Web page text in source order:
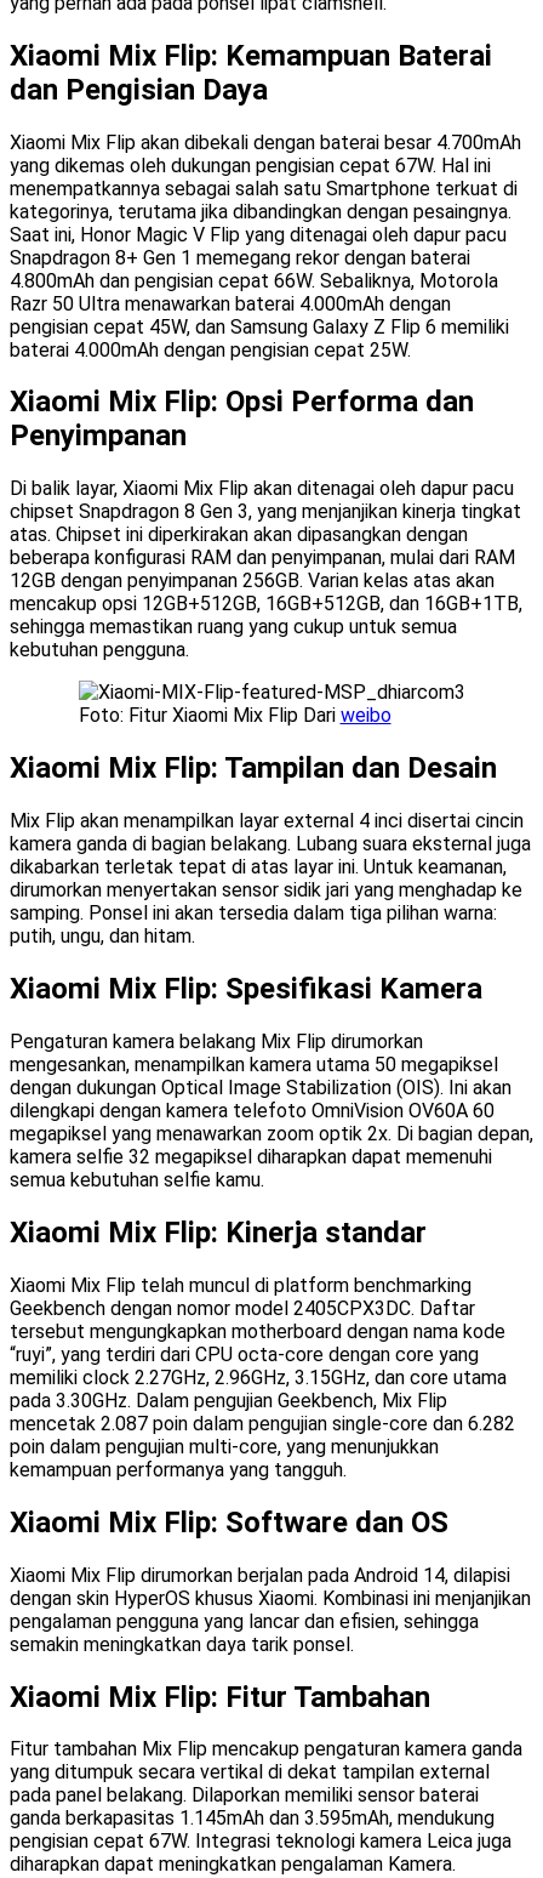
Xiaomi Mix Flip: Kemampuan Baterai
dan Pengisian Daya
Xiaomi Mix Flip akan dibekali dengan baterai besar 4.700mAh
yang dikemas oleh dukungan pengisian cepat 67W. Hal ini
menempatkannya sebagai salah satu Smartphone terkuat di
kategorinya, terutama jika dibandingkan dengan pesaingnya.
Saat ini, Honor Magic V Flip yang ditenagai oleh dapur pacu
Snapdragon 8+ Gen 1 memegang rekor dengan baterai
4.800mAh dan pengisian cepat 66W. Sebaliknya, Motorola
Razr 50 Ultra menawarkan baterai 4.000mAh dengan
pengisian cepat 45W, dan Samsung Galaxy Z Flip 6 memiliki
baterai 4.000mAh dengan pengisian cepat 25W.
Xiaomi Mix Flip: Opsi Performa dan
Penyimpanan
Di balik layar, Xiaomi Mix Flip akan ditenagai oleh dapur pacu
chipset Snapdragon 8 Gen 3, yang menjanjikan kinerja tingkat
atas. Chipset ini diperkirakan akan dipasangkan dengan
beberapa konfigurasi RAM dan penyimpanan, mulai dari RAM
12GB dengan penyimpanan 256GB. Varian kelas atas akan
mencakup opsi 12GB+512GB, 16GB+512GB, dan 16GB+1TB,
sehingga memastikan ruang yang cukup untuk semua
kebutuhan pengguna.
Foto: Fitur Xiaomi Mix Flip Dari weibo
Xiaomi Mix Flip: Tampilan dan Desain
Mix Flip akan menampilkan layar external 4 inci disertai cincin
kamera ganda di bagian belakang. Lubang suara eksternal juga
dikabarkan terletak tepat di atas layar ini. Untuk keamanan,
dirumorkan menyertakan sensor sidik jari yang menghadap ke
samping. Ponsel ini akan tersedia dalam tiga pilihan warna:
putih, ungu, dan hitam.
Xiaomi Mix Flip: Spesifikasi Kamera
Pengaturan kamera belakang Mix Flip dirumorkan
mengesankan, menampilkan kamera utama 50 megapiksel
dengan dukungan Optical Image Stabilization (OIS). Ini akan
dilengkapi dengan kamera telefoto OmniVision OV60A 60
megapiksel yang menawarkan zoom optik 2x. Di bagian depan,
kamera selfie 32 megapiksel diharapkan dapat memenuhi
semua kebutuhan selfie kamu.
Xiaomi Mix Flip: Kinerja standar
Xiaomi Mix Flip telah muncul di platform benchmarking
Geekbench dengan nomor model 2405CPX3DC. Daftar
tersebut mengungkapkan motherboard dengan nama kode
“ruyi”, yang terdiri dari CPU octa-core dengan core yang
memiliki clock 2.27GHz, 2.96GHz, 3.15GHz, dan core utama
pada 3.30GHz. Dalam pengujian Geekbench, Mix Flip
mencetak 2.087 poin dalam pengujian single-core dan 6.282
poin dalam pengujian multi-core, yang menunjukkan
kemampuan performanya yang tangguh.
Xiaomi Mix Flip: Software dan OS
Xiaomi Mix Flip dirumorkan berjalan pada Android 14, dilapisi
dengan skin HyperOS khusus Xiaomi. Kombinasi ini menjanjikan
pengalaman pengguna yang lancar dan efisien, sehingga
semakin meningkatkan daya tarik ponsel.
Xiaomi Mix Flip: Fitur Tambahan
Fitur tambahan Mix Flip mencakup pengaturan kamera ganda
yang ditumpuk secara vertikal di dekat tampilan external
pada panel belakang. Dilaporkan memiliki sensor baterai
ganda berkapasitas 1.145mAh dan 3.595mAh, mendukung
pengisian cepat 67W. Integrasi teknologi kamera Leica juga
diharapkan dapat meningkatkan pengalaman Kamera.